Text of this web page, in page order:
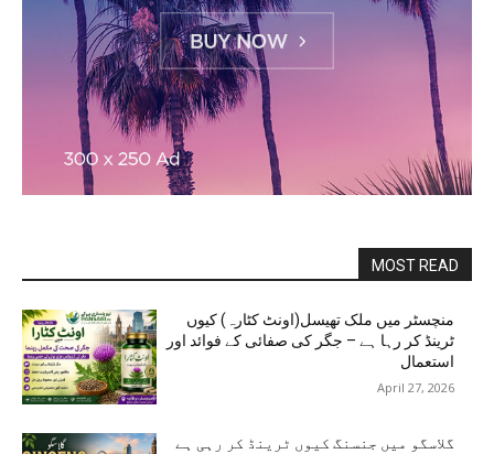
MOST READ
منچسٹر میں ملک تھیسل(اونٹ کٹارہ) کیوں
ٹرینڈ کر رہا ہے – جگر کی صفائی کے فوائد اور
استعمال
April 27, 2026
گلاسگو میں جنسنگ کیوں ٹرینڈ کر رہی ہے